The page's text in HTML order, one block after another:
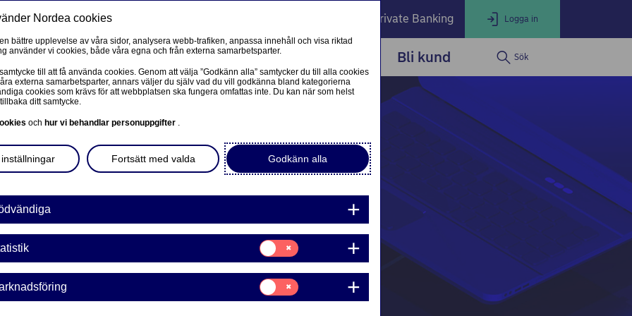
Private Banking Logga in
LOGGA IN
Logga in som privatkund
Logga in i nätbanken
Logga in som företagskund
Nordea Business
FÖRETAG
Corporate Netbank
Nordea Corporate
Våra sidor – kundinformation
Företagets Dokument/Signera digitalt
GiroLink
Nordea Bokföring
Ditt liv Våra tjänster Bli kund Sök
Vi har ett brett
andra förvaltare. Logga
våra rådgivare att
Nordea cookies
bättre upplevelse av våra sidor, analysera webb-trafiken, anpassa innehåll och visa riktad
använder vi cookies, både våra egna och från externa samarbetsparter.
till att få använda cookies. Genom att välja ”Godkänn alla” samtycker du till alla cookies
externa samarbetsparter, annars väljer du själv vad du vill godkänna bland kategorierna
cookies som krävs för att webbplatsen ska fungera omfattas inte. Du kan när som helst
ditt samtycke.
och hur vi behandlar personuppgifter .
Godkänn alla
Fortsätt med valda
Samtycke
för:
Statistik
Samtycke
för:
Marknadsföring